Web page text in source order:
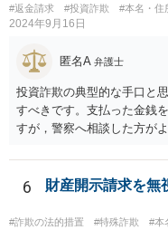
#返金請求 #投資詐欺 #本名・住
2024年9月16日
匿名A 弁護士
投資詐欺の典型的な手口と
すべきです。支払った金銭
すが，警察へ相談した方がよ
6 財産開示請求を無
#詐欺の法的措置 #特殊詐欺 #本